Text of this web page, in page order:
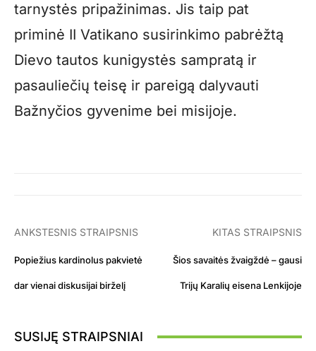
tarnystės pripažinimas. Jis taip pat
priminė II Vatikano susirinkimo pabrėžtą
Dievo tautos kunigystės sampratą ir
pasauliečių teisę ir pareigą dalyvauti
Bažnyčios gyvenime bei misijoje.
ANKSTESNIS STRAIPSNIS
Popiežius kardinolus pakvietė
dar vienai diskusijai birželį
KITAS STRAIPSNIS
Šios savaitės žvaigždė – gausi
Trijų Karalių eisena Lenkijoje
SUSIJĘ STRAIPSNIAI